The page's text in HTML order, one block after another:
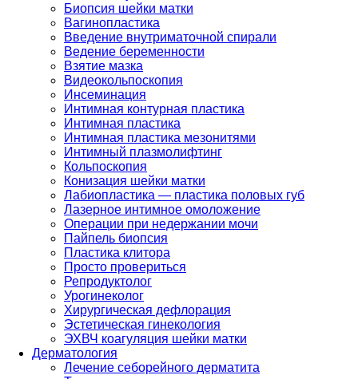
Биопсия шейки матки
Вагинопластика
Введение внутриматочной спирали
Ведение беременности
Взятие мазка
Видеокольпоскопия
Инсеминация
Интимная контурная пластика
Интимная пластика
Интимная пластика мезонитями
Интимный плазмолифтинг
Кольпоскопия
Конизация шейки матки
Лабиопластика — пластика половых губ
Лазерное интимное омоложение
Операции при недержании мочи
Пайпель биопсия
Пластика клитора
Просто провериться
Репродуктолог
Урогинеколог
Хирургическая дефлорация
Эстетическая гинекология
ЭХВЧ коагуляция шейки матки
Дерматология
Лечение себорейного дерматита